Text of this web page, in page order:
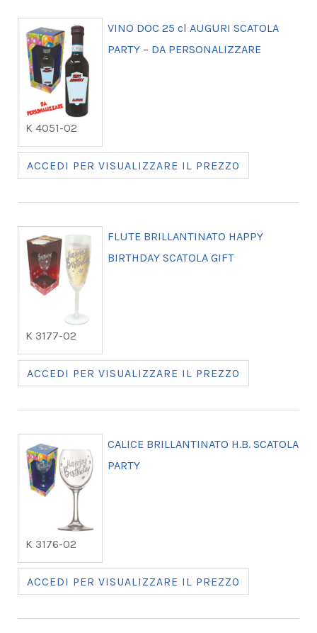
K 4051-02
VINO DOC 25 cl AUGURI SCATOLA
PARTY – DA PERSONALIZZARE
ACCEDI PER VISUALIZZARE IL PREZZO
K 3177-02
FLUTE BRILLANTINATO HAPPY
BIRTHDAY SCATOLA GIFT
ACCEDI PER VISUALIZZARE IL PREZZO
K 3176-02
CALICE BRILLANTINATO H.B. SCATOLA
PARTY
ACCEDI PER VISUALIZZARE IL PREZZO